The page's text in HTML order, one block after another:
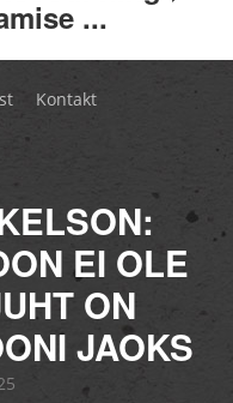
...
Kontakt
EI OLE
ON
JAOKS